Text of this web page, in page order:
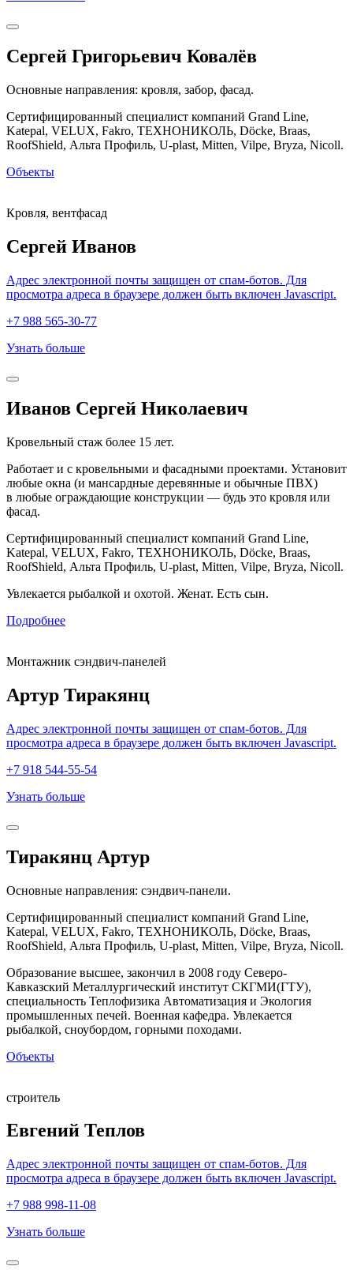
Сергей Григорьевич Ковалёв
Основные направления: кровля, забор, фасад.
Сертифицированный специалист компаний Grand Line,
Katepal, VELUX, Fakro, ТЕХНОНИКОЛЬ, Döcke, Braas,
RoofShield, Альта Профиль, U-plast, Mitten, Vilpe, Bryza, Nicoll.
Объекты
Кровля, вентфасад
Сергей Иванов
Адрес электронной почты защищен от спам-ботов. Для
просмотра адреса в браузере должен быть включен Javascript.
+7 988 565-30-77
Узнать больше
Иванов Сергей Николаевич
Кровельный стаж более 15 лет.
Работает и с кровельными и фасадными проектами. Установит
любые окна (и мансардные деревянные и обычные ПВХ)
в любые ограждающие конструкции — будь это кровля или
фасад.
Сертифицированный специалист компаний Grand Line,
Katepal, VELUX, Fakro, ТЕХНОНИКОЛЬ, Döcke, Braas,
RoofShield, Альта Профиль, U-plast, Mitten, Vilpe, Bryza, Nicoll.
Увлекается рыбалкой и охотой. Женат. Есть сын.
Подробнее
Монтажник сэндвич-панелей
Артур Тиракянц
Адрес электронной почты защищен от спам-ботов. Для
просмотра адреса в браузере должен быть включен Javascript.
+7 918 544-55-54
Узнать больше
Тиракянц Артур
Основные направления: сэндвич-панели.
Сертифицированный специалист компаний Grand Line,
Katepal, VELUX, Fakro, ТЕХНОНИКОЛЬ, Döcke, Braas,
RoofShield, Альта Профиль, U-plast, Mitten, Vilpe, Bryza, Nicoll.
Образование высшее, закончил в 2008 году Северо-
Кавказский Металлургический институт СКГМИ(ГТУ),
специальность Теплофизика Автоматизация и Экология
промышленных печей. Военная кафедра. Увлекается
рыбалкой, сноубордом, горными походами.
Объекты
строитель
Евгений Теплов
Адрес электронной почты защищен от спам-ботов. Для
просмотра адреса в браузере должен быть включен Javascript.
+7 988 998-11-08
Узнать больше